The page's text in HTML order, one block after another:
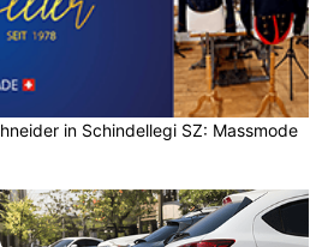
in Schindellegi SZ: Massmode